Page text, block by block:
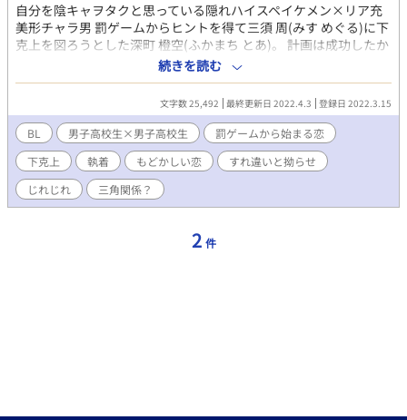
自分を陰キャヲタクと思っている隠れハイスペイケメン×リア充
美形チャラ男 罰ゲームからヒントを得て三須 周(みす めぐる)に下
克上を図ろうとした深町 橙空(ふかまち とあ)。 計画は成功したか
のように思えたが、それには思わぬ後遺症が。 別れてから本気に
なる恋。 湯巻 健一郎 (三須の幼馴染み) ※受けの性格が結構悪いの
で苦手な方はご注意下さい。
続きを読む
文字数 25,492 最終更新日 2022.4.3 登録日 2022.3.15
BL 男子高校生×男子高校生
罰ゲームから始まる恋
下克上
執着 もどかしい恋
すれ違いと拗らせ
じれじれ
三角関係？
2 件